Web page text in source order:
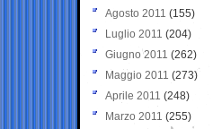
Agosto 2011 (155)
Luglio 2011 (204)
Giugno 2011 (262)
Maggio 2011 (273)
Aprile 2011 (248)
Marzo 2011 (255)